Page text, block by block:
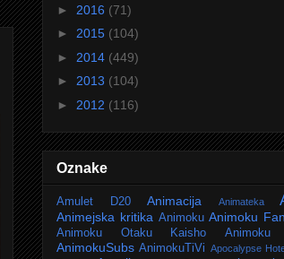
► 2016 (71)
► 2015 (104)
► 2014 (449)
► 2013 (104)
► 2012 (116)
Oznake
Amulet D20 Animacija Animateka
Animejska kritika Animoku Animoku
Animoku Otaku Kaisho Animoku
AnimokuSubs AnimokuTiVi Apocalypse